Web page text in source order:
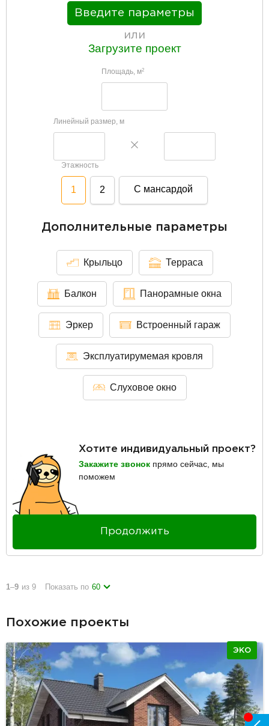
Введите параметры
или
Загрузите проект
Площадь, м2
Линейный размер, м
Этажность
1 2 С мансардой
Дополнительные параметры
Крыльцо Терраса
Балкон Панорамные окна
Эркер Встроенный гараж
Эксплуатирумемая кровля
Слуховое окно
Хотите индивидуальный проект?
Закажите звонок прямо сейчас, мы
поможем
Продолжить
1–9 из 9 Показать по 60
Похожие проекты
ЭКО